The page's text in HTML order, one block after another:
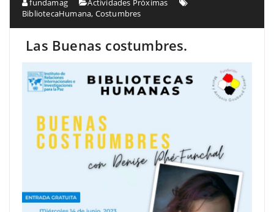
fundamag
Actividades Próximas
BibliotecaHumana, Costumbres
Las Buenas costumbres.